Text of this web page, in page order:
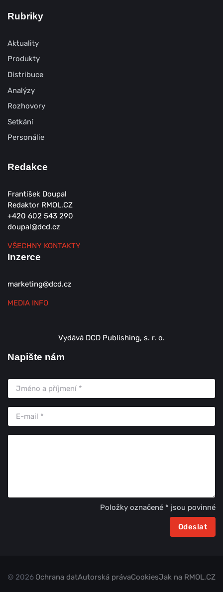
Rubriky
Aktuality
Produkty
Distribuce
Analýzy
Rozhovory
Setkání
Personálie
Redakce
František Doupal
Redaktor RMOL.CZ
+420 602 543 290
doupal@dcd.cz
VŠECHNY KONTAKTY
Inzerce
marketing@dcd.cz
MEDIA INFO
Vydává DCD Publishing, s. r. o.
Napište nám
Položky označené * jsou povinné
© 2026 Ochrana datAutorská právaCookiesJak na RMOL.CZ